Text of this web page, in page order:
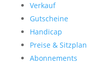
Verkauf
Gutscheine
Handicap
Preise & Sitzplan
Abonnements